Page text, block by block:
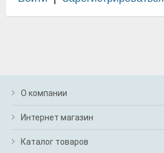
О компании
Интернет магазин
Каталог товаров